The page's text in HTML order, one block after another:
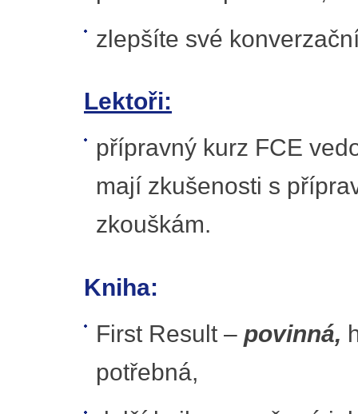
zlepšíte své
Lektoři:
přípravný kurz FCE
mají zkušenosti s
zkouškám.
Kniha:
First Result – povinná,
potřebná,